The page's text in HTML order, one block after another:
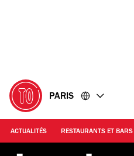
PARIS
ACTUALITÉS RESTAURANTS ET BARS